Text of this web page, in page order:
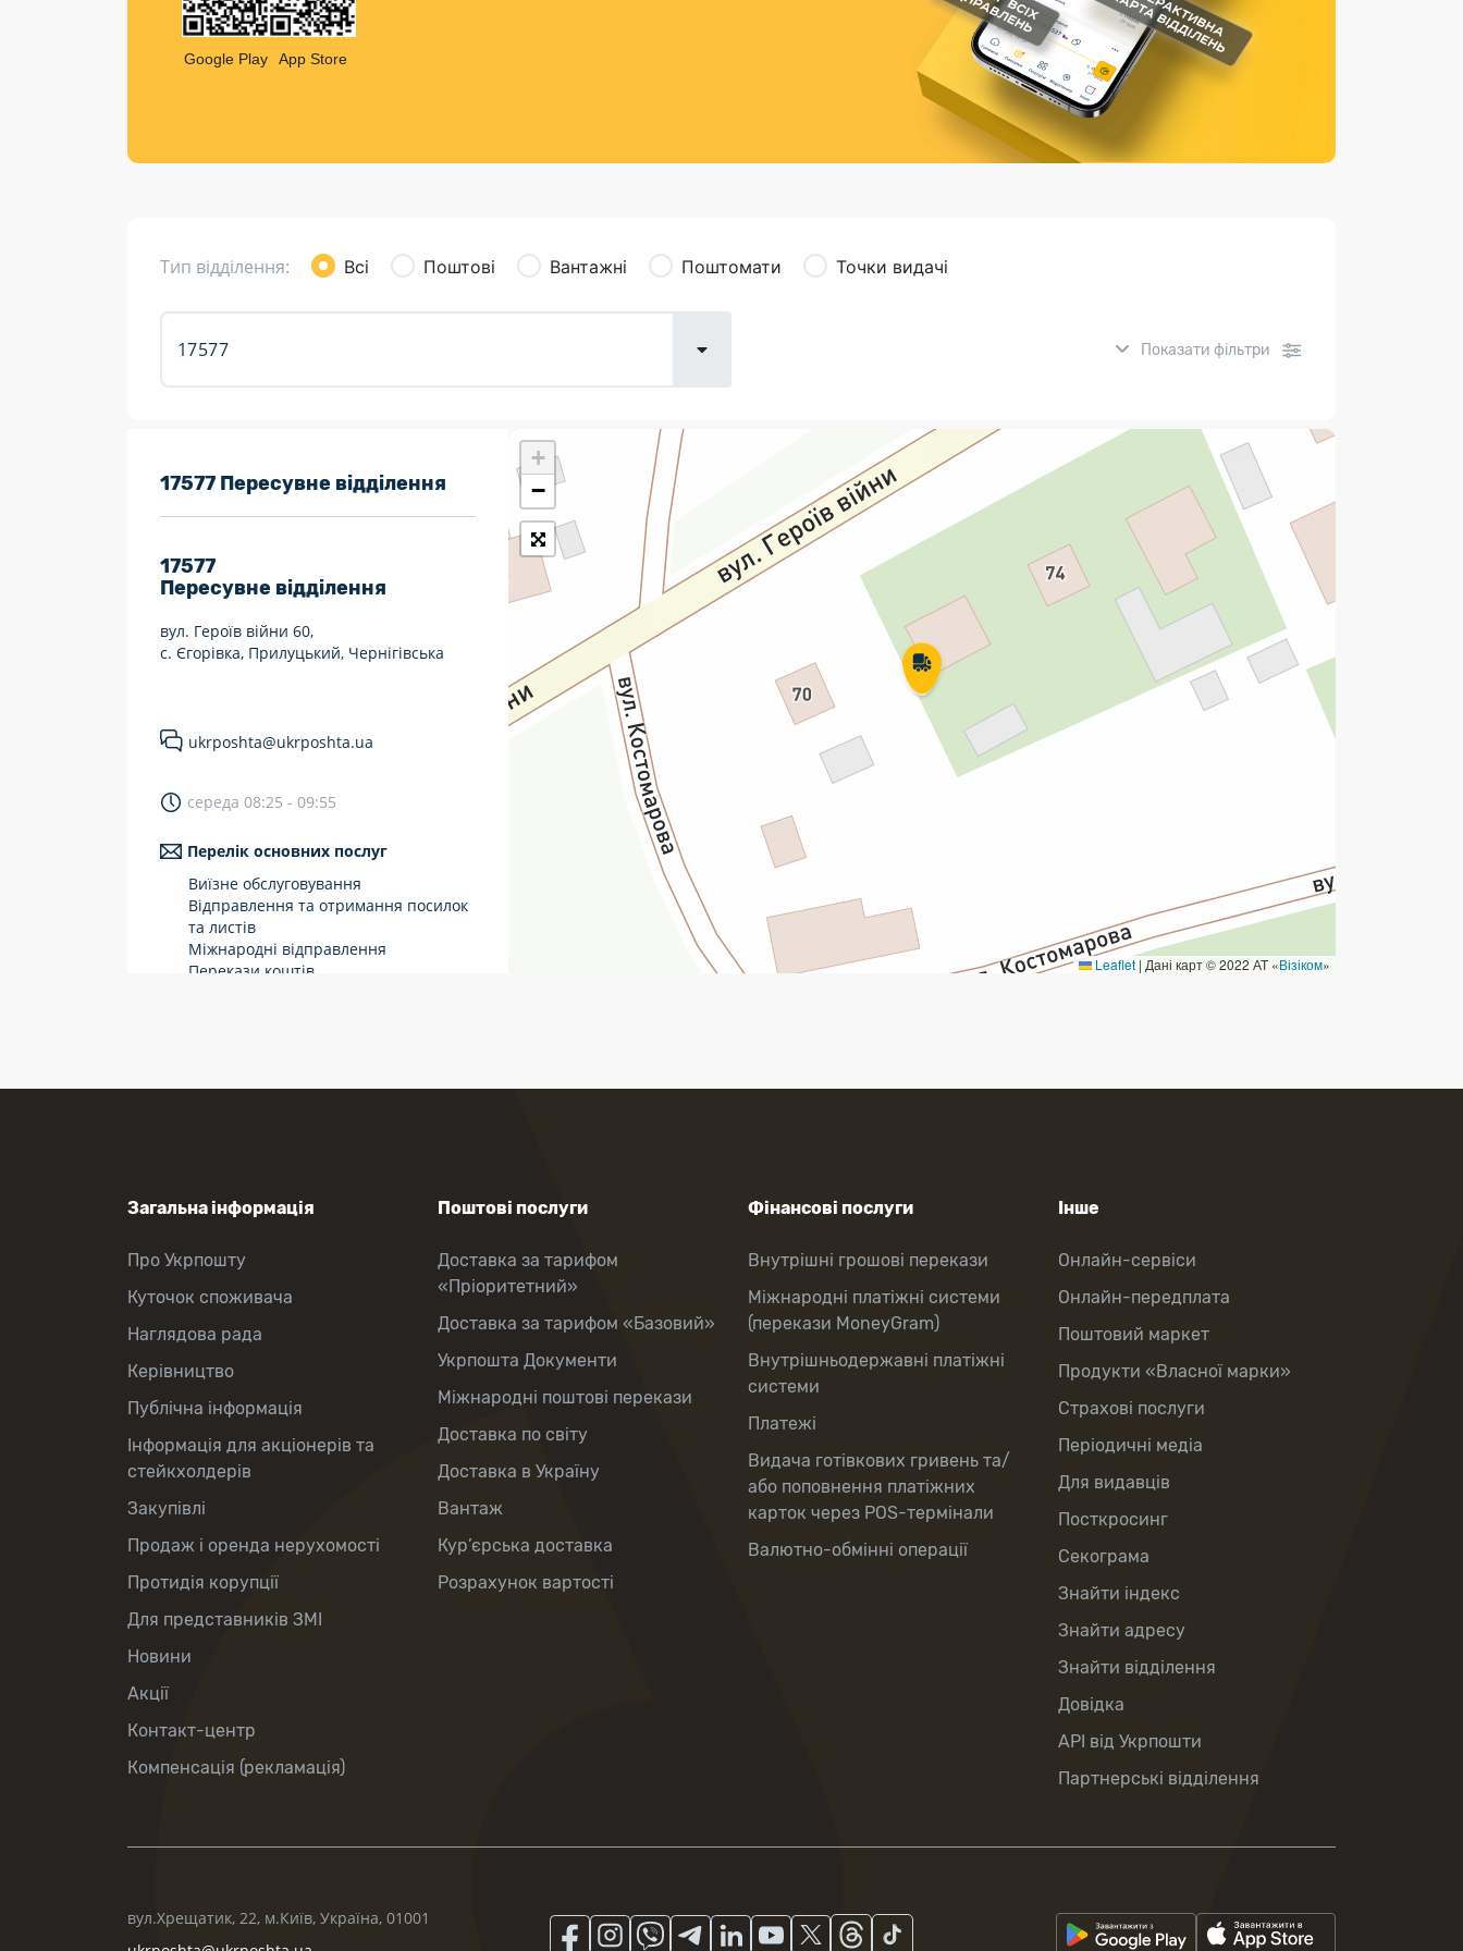
Листи та листівки
Кур’єрська доставка
Страхові послуги
Каталог «Укрпошта Маркет»
Google Play App Store
Тип відділення: Всі Поштові Вантажні Поштомати Точки видачі
Показати фільтри
7 днів на тиждень
Працюють після 19:00
Працюють у вихідні
Поштові послуги:
Укрпошта Експрес/тариф
«Пріоритетний»
Укрпошта Стандарт/тариф «Базовий»
Доставка за межі України
Прийом вантажів
Фінансові послуги:
Термінові перекази
Перекази
Комунальні та інші платежі
17577 Пересувне відділення
17577
Пересувне відділення
вул. Героїв війни 60,
с. Єгорівка, Прилуцький, Чернігівська
ukrposhta@ukrposhta.ua
середа 08:25 - 09:55
Перелік основних послуг
Виїзне обслуговування
Відправлення та отримання посилок
та листів
Міжнародні відправлення
Перекази коштів
+
−
Leaflet | Дані карт © 2022 АТ «Візіком»
Загальна інформація
Про Укрпошту
Куточок споживача
Наглядова рада
Керівництво
Публічна інформація
Інформація для акціонерів та
стейкхолдерів
Закупівлі
Продаж і оренда нерухомості
Протидія корупції
Для представників ЗМІ
Новини
Акції
Контакт-центр
Компенсація (рекламація)
Поштові послуги
Доставка за тарифом
«Пріоритетний»
Доставка за тарифом «Базовий»
Укрпошта Документи
Міжнародні поштові перекази
Доставка по світу
Доставка в Україну
Вантаж
Кур’єрська доставка
Розрахунок вартості
Фінансові послуги
Внутрішні грошові перекази
Міжнародні платіжні системи
(перекази MoneyGram)
Внутрішньодержавні платіжні
системи
Платежі
Видача готівкових гривень та/
або поповнення платіжних
карток через POS-термінали
Валютно-обмінні операції
Інше
Онлайн-сервіси
Онлайн-передплата
Поштовий маркет
Продукти «Власної марки»
Страхові послуги
Періодичні медіа
Для видавців
Посткросинг
Секограма
Знайти індекс
Знайти адресу
Знайти відділення
Довідка
API від Укрпошти
Партнерські відділення
вул.Хрещатик, 22, м.Київ, Україна, 01001